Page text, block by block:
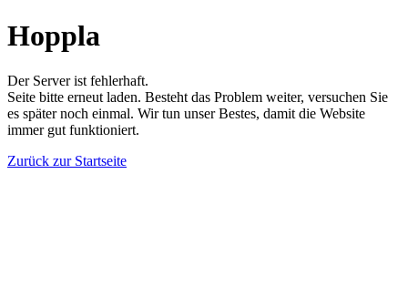
Hoppla
Der Server ist fehlerhaft.
Seite bitte erneut laden. Besteht das Problem weiter, versuchen Sie
es später noch einmal. Wir tun unser Bestes, damit die Website
immer gut funktioniert.
Zurück zur Startseite